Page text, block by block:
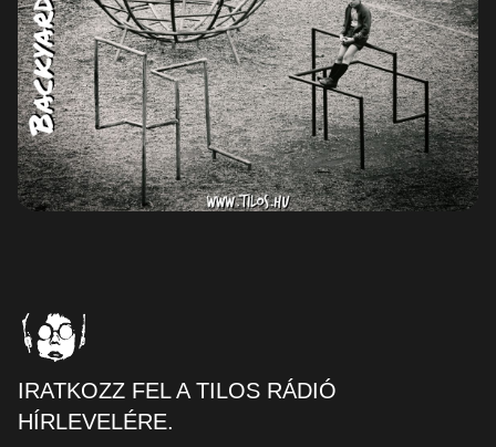
IRATKOZZ FEL A TILOS RÁDIÓ
HÍRLEVELÉRE.